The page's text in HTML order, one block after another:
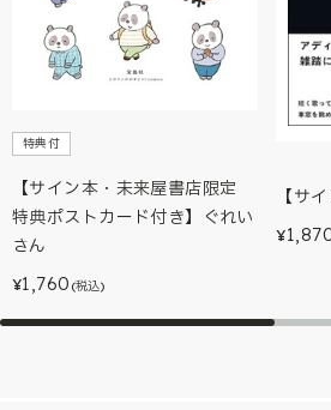
特典付
【サイン本・未来屋書店限定
特典ポストカード付き】ぐれい
さん
¥1,760 (税込)
【サ
¥